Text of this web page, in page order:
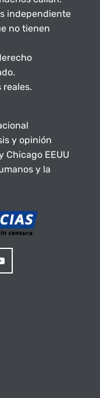
independiente
no tienen
reales.
y opinión
Chicago EEUU
y la